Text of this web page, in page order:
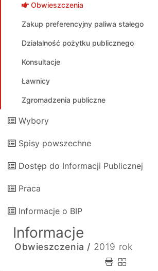
Obwieszczenia
Zakup preferencyjny paliwa stałego
Działalność pożytku publicznego
Konsultacje
Ławnicy
Zgromadzenia publiczne
Wybory
Spisy powszechne
Dostęp do Informacji Publicznej
Praca
Informacje o BIP
Informacje
Obwieszczenia / 2019 rok